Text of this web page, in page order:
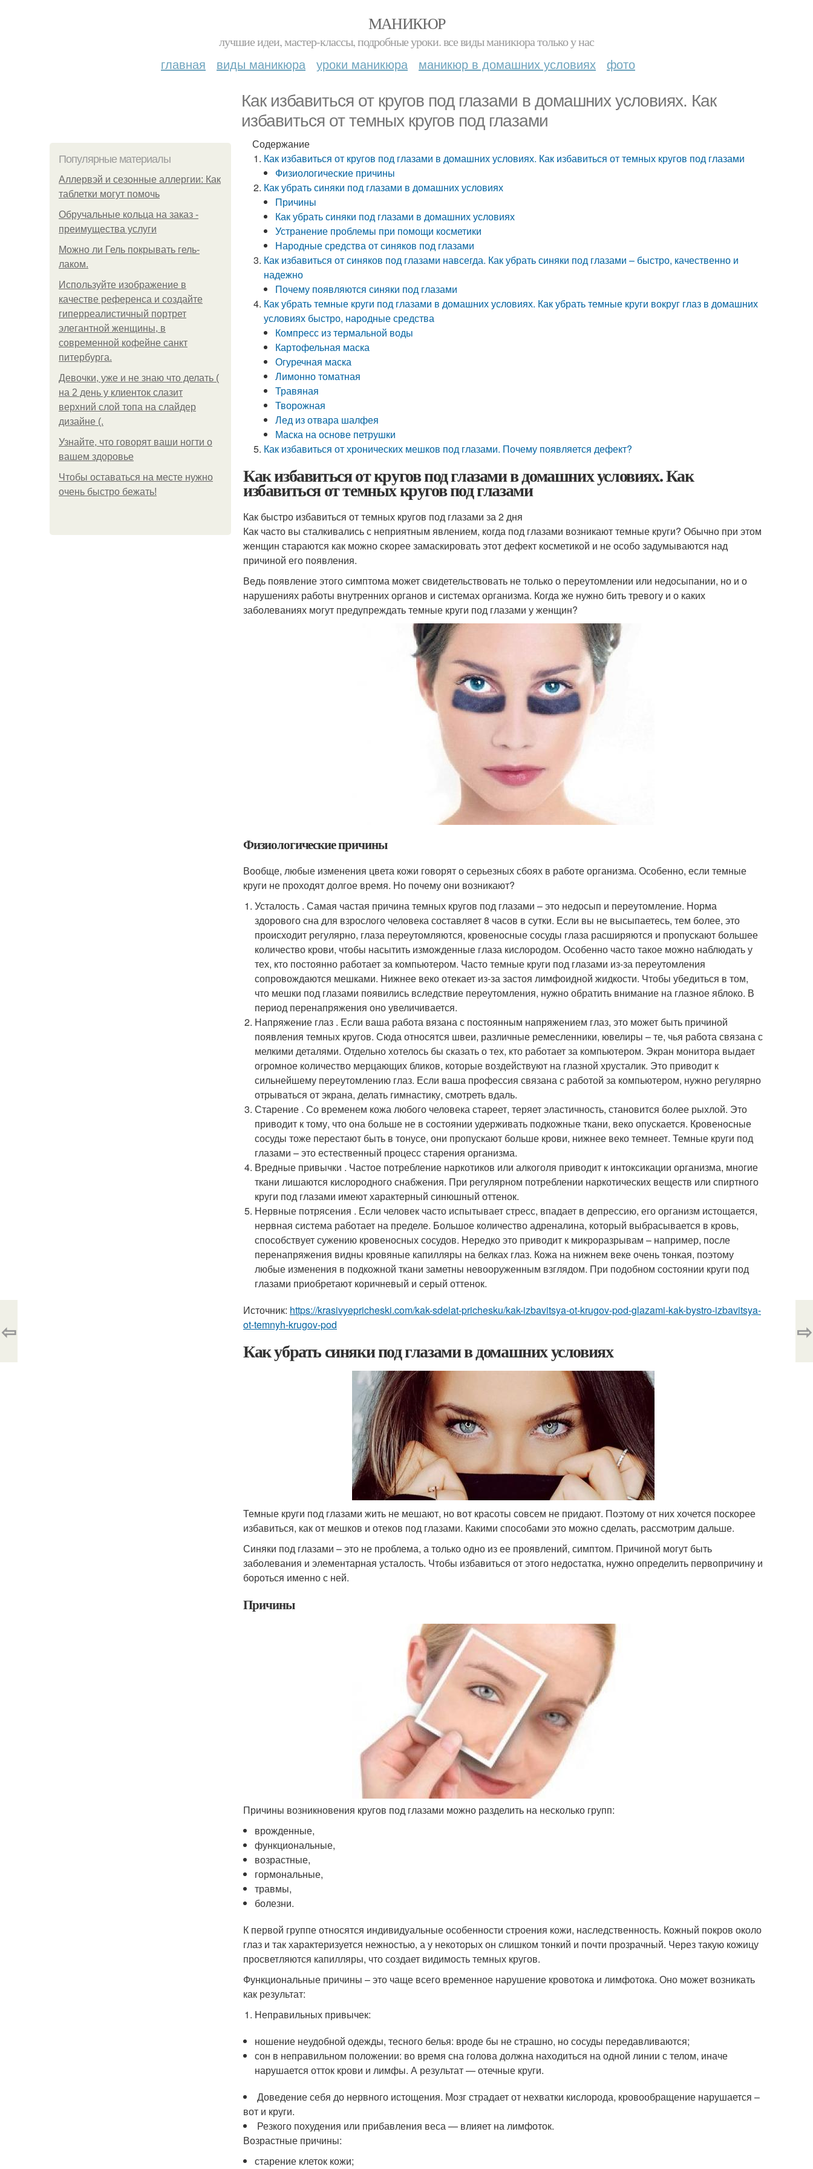
МАНИКЮР
лучшие идеи, мастер-классы, подробные уроки. все виды маникюра только у нас
главная виды маникюра уроки маникюра маникюр в домашних условиях фото
Как избавиться от кругов под глазами в домашних условиях. Как
избавиться от темных кругов под глазами
Популярные материалы
Аллервэй и сезонные аллергии: Как
таблетки могут помочь
Обручальные кольца на заказ -
преимущества услуги
Можно ли Гель покрывать гель-
лаком.
Используйте изображение в
качестве референса и создайте
гиперреалистичный портрет
элегантной женщины, в
современной кофейне санкт
питербурга.
Девочки, уже и не знаю что делать (
на 2 день у клиенток слазит
верхний слой топа на слайдер
дизайне (.
Узнайте, что говорят ваши ногти о
вашем здоровье
Чтобы оставаться на месте нужно
очень быстро бежать!
Содержание
Как избавиться от кругов под глазами в домашних условиях. Как избавиться от темных кругов под глазами
Физиологические причины
Как убрать синяки под глазами в домашних условиях
Причины
Как убрать синяки под глазами в домашних условиях
Устранение проблемы при помощи косметики
Народные средства от синяков под глазами
Как избавиться от синяков под глазами навсегда. Как убрать синяки под глазами – быстро, качественно и
надежно
Почему появляются синяки под глазами
Как убрать темные круги под глазами в домашних условиях. Как убрать темные круги вокруг глаз в домашних
условиях быстро, народные средства
Компресс из термальной воды
Картофельная маска
Огуречная маска
Лимонно томатная
Травяная
Творожная
Лед из отвара шалфея
Маска на основе петрушки
Как избавиться от хронических мешков под глазами. Почему появляется дефект?
Как избавиться от кругов под глазами в домашних условиях. Как
избавиться от темных кругов под глазами
Как быстро избавиться от темных кругов под глазами за 2 дня
Как часто вы сталкивались с неприятным явлением, когда под глазами возникают темные круги? Обычно при этом
женщин стараются как можно скорее замаскировать этот дефект косметикой и не особо задумываются над
причиной его появления.
Ведь появление этого симптома может свидетельствовать не только о переутомлении или недосыпании, но и о
нарушениях работы внутренних органов и системах организма. Когда же нужно бить тревогу и о каких
заболеваниях могут предупреждать темные круги под глазами у женщин?
Физиологические причины
Вообще, любые изменения цвета кожи говорят о серьезных сбоях в работе организма. Особенно, если темные
круги не проходят долгое время. Но почему они возникают?
Усталость . Самая частая причина темных кругов под глазами – это недосып и переутомление. Норма
здорового сна для взрослого человека составляет 8 часов в сутки. Если вы не высыпаетесь, тем более, это
происходит регулярно, глаза переутомляются, кровеносные сосуды глаза расширяются и пропускают большее
количество крови, чтобы насытить изможденные глаза кислородом. Особенно часто такое можно наблюдать у
тех, кто постоянно работает за компьютером. Часто темные круги под глазами из-за переутомления
сопровождаются мешками. Нижнее веко отекает из-за застоя лимфоидной жидкости. Чтобы убедиться в том,
что мешки под глазами появились вследствие переутомления, нужно обратить внимание на глазное яблоко. В
период перенапряжения оно увеличивается.
Напряжение глаз . Если ваша работа вязана с постоянным напряжением глаз, это может быть причиной
появления темных кругов. Сюда относятся швеи, различные ремесленники, ювелиры – те, чья работа связана с
мелкими деталями. Отдельно хотелось бы сказать о тех, кто работает за компьютером. Экран монитора выдает
огромное количество мерцающих бликов, которые воздействуют на глазной хрусталик. Это приводит к
сильнейшему переутомлению глаз. Если ваша профессия связана с работой за компьютером, нужно регулярно
отрываться от экрана, делать гимнастику, смотреть вдаль.
Старение . Со временем кожа любого человека стареет, теряет эластичность, становится более рыхлой. Это
приводит к тому, что она больше не в состоянии удерживать подкожные ткани, веко опускается. Кровеносные
сосуды тоже перестают быть в тонусе, они пропускают больше крови, нижнее веко темнеет. Темные круги под
глазами – это естественный процесс старения организма.
Вредные привычки . Частое потребление наркотиков или алкоголя приводит к интоксикации организма, многие
ткани лишаются кислородного снабжения. При регулярном потреблении наркотических веществ или спиртного
круги под глазами имеют характерный синюшный оттенок.
Нервные потрясения . Если человек часто испытывает стресс, впадает в депрессию, его организм истощается,
нервная система работает на пределе. Большое количество адреналина, который выбрасывается в кровь,
способствует сужению кровеносных сосудов. Нередко это приводит к микроразрывам – например, после
перенапряжения видны кровяные капилляры на белках глаз. Кожа на нижнем веке очень тонкая, поэтому
любые изменения в подкожной ткани заметны невооруженным взглядом. При подобном состоянии круги под
глазами приобретают коричневый и серый оттенок.
Источник: https://krasivyepricheski.com/kak-sdelat-prichesku/kak-izbavitsya-ot-krugov-pod-glazami-kak-bystro-izbavitsya-
ot-temnyh-krugov-pod
Как убрать синяки под глазами в домашних условиях
Темные круги под глазами жить не мешают, но вот красоты совсем не придают. Поэтому от них хочется поскорее
избавиться, как от мешков и отеков под глазами. Какими способами это можно сделать, рассмотрим дальше.
Синяки под глазами – это не проблема, а только одно из ее проявлений, симптом. Причиной могут быть
заболевания и элементарная усталость. Чтобы избавиться от этого недостатка, нужно определить первопричину и
бороться именно с ней.
Причины
Причины возникновения кругов под глазами можно разделить на несколько групп:
врожденные,
функциональные,
возрастные,
гормональные,
травмы,
болезни.
К первой группе относятся индивидуальные особенности строения кожи, наследственность. Кожный покров около
глаз и так характеризуется нежностью, а у некоторых он слишком тонкий и почти прозрачный. Через такую кожицу
просветляются капилляры, что создает видимость темных кругов.
Функциональные причины – это чаще всего временное нарушение кровотока и лимфотока. Оно может возникать
как результат:
Неправильных привычек:
ношение неудобной одежды, тесного белья: вроде бы не страшно, но сосуды передавливаются;
сон в неправильном положении: во время сна голова должна находиться на одной линии с телом, иначе
нарушается отток крови и лимфы. А результат — отечные круги.
Доведение себя до нервного истощения. Мозг страдает от нехватки кислорода, кровообращение нарушается –
вот и круги.
Резкого похудения или прибавления веса — влияет на лимфоток.
Возрастные причины:
старение клеток кожи;
⇦ ⇨